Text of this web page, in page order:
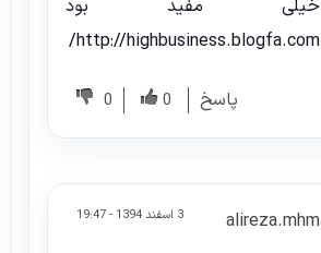
خیلی مفید بود
http://highbusiness.blogfa.com/
پاسخ 0
0
3 اسفند 1394 - 19:47
alireza.mhm